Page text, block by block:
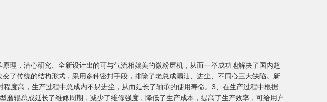
理，潜心研究、全新设计出的可与气流相媲美的微粉磨机，从而一举成功地解决了国内超
了传统的结构形式，采用多种密封手段，排除了老总成漏油、进尘、不同心三大缺陷。新
度高，生产过程中总成内不易进尘，从而延长了轴承的使用寿命。3、在生产过程中根据
辊总成延长了维修周期，减少了维修强度，降低了生产成本，提高了生产效率，可给用户